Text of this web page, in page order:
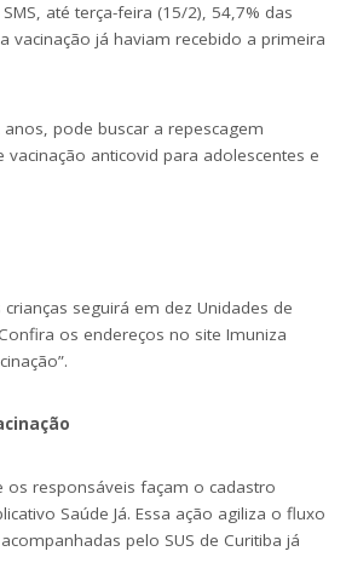
até terça-feira (15/2), 54,7% das
vacinação já haviam recebido a primeira
pode buscar a repescagem
anticovid para adolescentes e
seguirá em dez Unidades de
os endereços no site Imuniza
os responsáveis façam o cadastro
Saúde Já. Essa ação agiliza o fluxo
pelo SUS de Curitiba já